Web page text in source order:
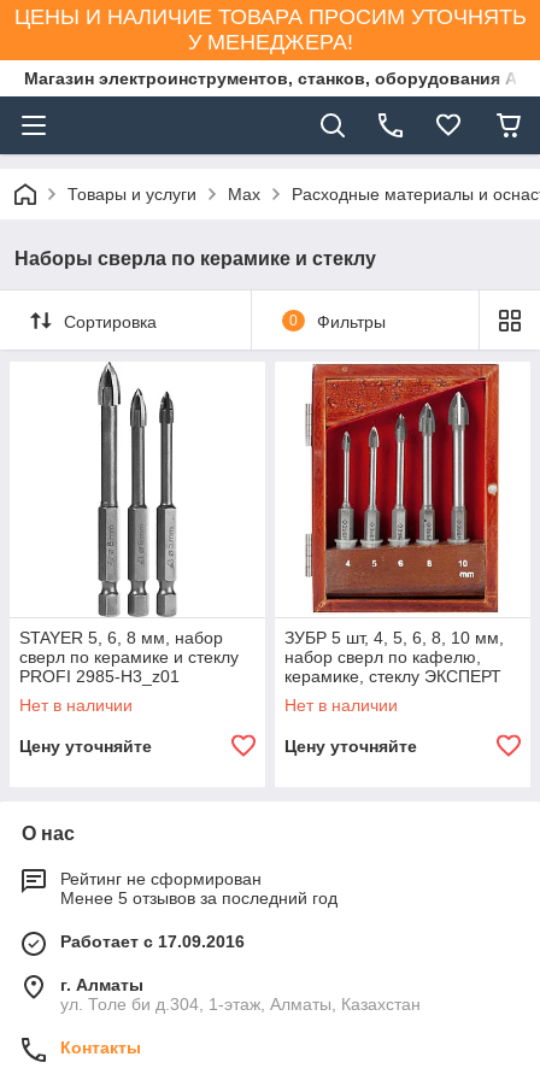
ЦЕНЫ И НАЛИЧИЕ ТОВАРА ПРОСИМ УТОЧНЯТЬ
У МЕНЕДЖЕРА!
Магазин электроинструментов, станков, оборудования
Товары и услуги Max Расходные материалы и
Наборы сверла по керамике и стеклу
Сортировка 0 Фильтры
STAYER 5, 6, 8 мм, набор
сверл по керамике и стеклу
PROFI 2985-H3_z01
Нет в наличии
Цену уточняйте
ЗУБР 5 шт, 4, 5, 6, 8, 10 мм,
набор сверл по кафелю,
керамике, стеклу ЭКСПЕРТ
29845-H5
Нет в наличии
Цену уточняйте
О нас
Рейтинг не сформирован
Менее 5 отзывов за последний год
Работает с 17.09.2016
г. Алматы
ул. Толе би д.304, 1-этаж, Алматы, Казахстан
Контакты